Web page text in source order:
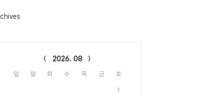
2026. 08
일 월 화 수 목 금 토
1